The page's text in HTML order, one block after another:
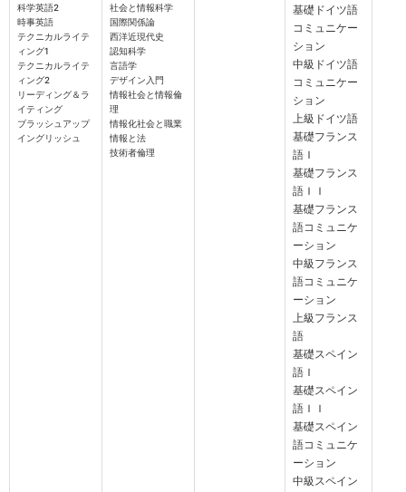
科学英語2
時事英語
テクニカルライテ
ィング1
テクニカルライテ
ィング2
リーディング＆ラ
イティング
ブラッシュアップ
イングリッシュ
社会と情報科学
国際関係論
西洋近現代史
認知科学
言語学
デザイン入門
情報社会と情報倫
理
情報化社会と職業
情報と法
技術者倫理
基礎ドイツ語
コミュニケー
ション
中級ドイツ語
コミュニケー
ション
上級ドイツ語
基礎フランス
語Ｉ
基礎フランス
語ＩＩ
基礎フランス
語コミュニケ
ーション
中級フランス
語コミュニケ
ーション
上級フランス
語
基礎スペイン
語Ｉ
基礎スペイン
語ＩＩ
基礎スペイン
語コミュニケ
ーション
中級スペイン